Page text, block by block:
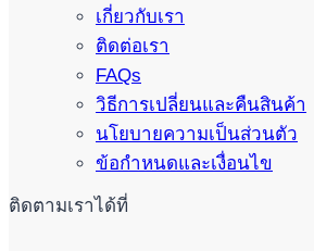
เกี่ยวกับเรา
ติดต่อเรา
FAQs
วิธีการเปลี่ยนและคืนสินค้า
นโยบายความเป็นส่วนตัว
ข้อกำหนดและเงื่อนไข
ติดตามเราได้ที่